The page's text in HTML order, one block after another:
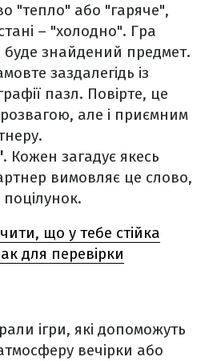
"тепло" або "гаряче",
– "холодно". Гра
знайдений предмет.
заздалегідь із
пазл. Повірте, це
але і приємним
. Кожен загадує якесь
вимовляє це слово,
поцілунок.
що у тебе стійка
для перевірки
ігри, які допоможуть
вечірки або